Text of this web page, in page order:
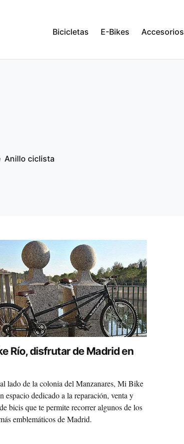
Bicicletas E-Bikes Accesorios
Anillo ciclista
Río, disfrutar de Madrid en
lado de la colonia del Manzanares, Mi Bike
espacio dedicado a la reparación, venta y
bicis que te permite recorrer algunos de los
emblemáticos de Madrid.